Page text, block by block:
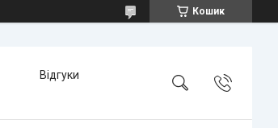
Кошик
Відгуки